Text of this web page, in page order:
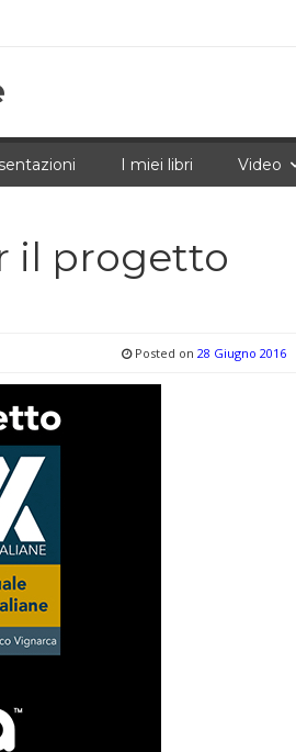
I miei libri Video
il progetto
Posted on 28 Giugno 2016